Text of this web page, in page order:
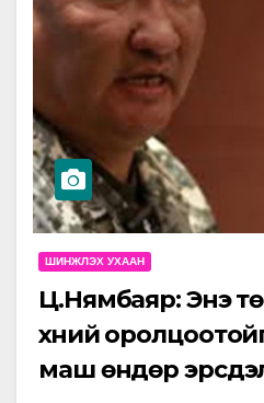
ШИНЖЛЭХ УХААН
Ц.Нямбаяр: Энэ
хүний
маш өндөр